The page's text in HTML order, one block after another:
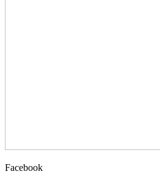
Facebook